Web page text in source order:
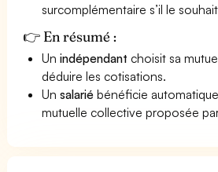
surcomplémentaire s’il le
👉 En résumé :
Unindépendant choisit sa
déduire les cotisations.
Unsalarié bénéficie
mutuelle collective proposée